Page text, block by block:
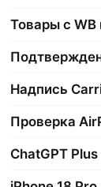
Товары с WB
Надпись
Проверка
ChatGPT